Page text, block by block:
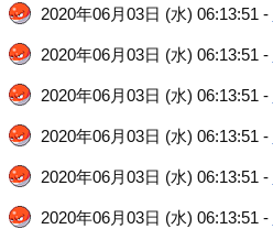
2020年06月03日 (水) 06:13:51 -
2020年06月03日 (水) 06:13:51 -
2020年06月03日 (水) 06:13:51 -
2020年06月03日 (水) 06:13:51 -
2020年06月03日 (水) 06:13:51 -
2020年06月03日 (水) 06:13:51 -